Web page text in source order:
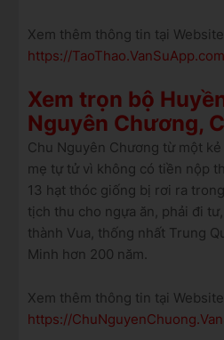
Xem thêm thông tin tại
https://TaoThao.VanSuApp.com
Xem trọn bộ
Nguyên Chương,
Chu Nguyên Chương từ một
mẹ tự tử vì không có tiền nộp
13 hạt thóc giống bị rơi ra
tịch thu cho ngựa ăn, phải đi
thành Vua, thống nhất Trung
Minh hơn 200 năm.
Xem thêm thông tin tại
https://